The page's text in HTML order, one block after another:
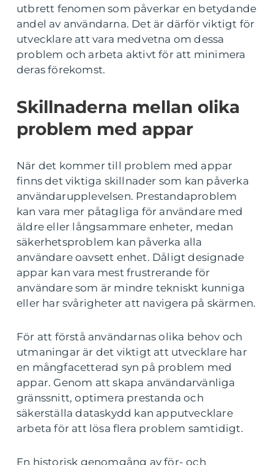
utbrett fenomen som påverkar en betydande
andel av användarna. Det är därför viktigt för
utvecklare att vara medvetna om dessa
problem och arbeta aktivt för att minimera
deras förekomst.
Skillnaderna mellan olika
problem med appar
När det kommer till problem med appar
finns det viktiga skillnader som kan påverka
användarupplevelsen. Prestandaproblem
kan vara mer påtagliga för användare med
äldre eller långsammare enheter, medan
säkerhetsproblem kan påverka alla
användare oavsett enhet. Dåligt designade
appar kan vara mest frustrerande för
användare som är mindre tekniskt kunniga
eller har svårigheter att navigera på skärmen.
För att förstå användarnas olika behov och
utmaningar är det viktigt att utvecklare har
en mångfacetterad syn på problem med
appar. Genom att skapa användarvänliga
gränssnitt, optimera prestanda och
säkerställa dataskydd kan apputvecklare
arbeta för att lösa flera problem samtidigt.
En historisk genomgång av för- och